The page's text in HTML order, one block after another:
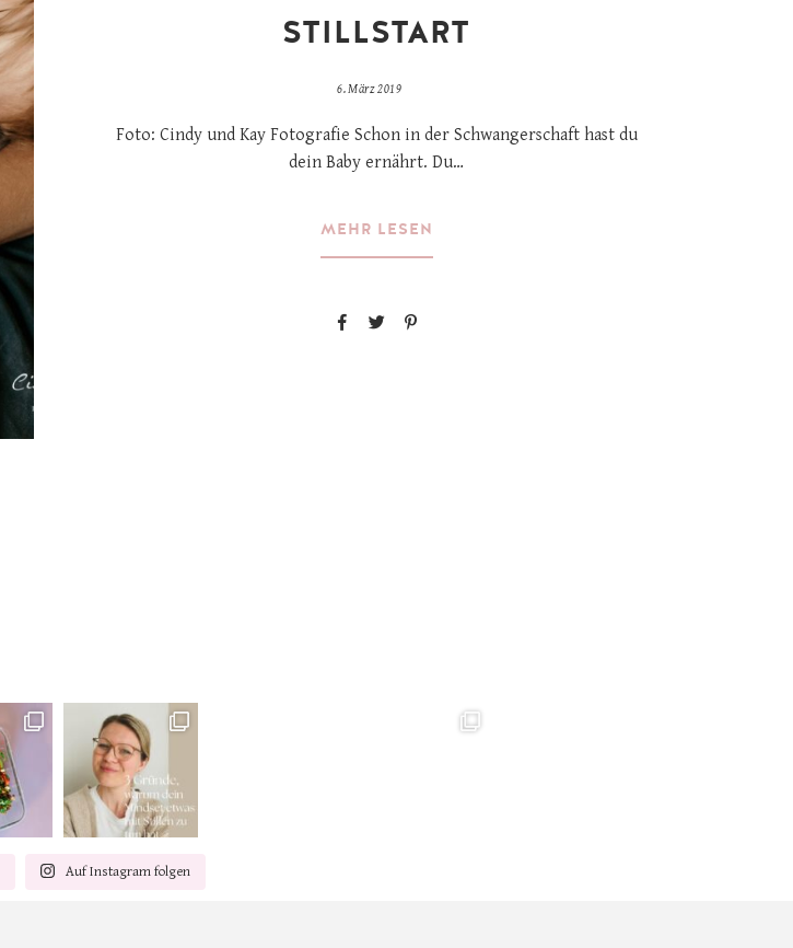
STILLSTART
6. März 2019
Foto: Cindy und Kay Fotografie Schon in der Schwangerschaft hast du
dein Baby ernährt. Du…
MEHR LESEN
Auf Instagram folgen